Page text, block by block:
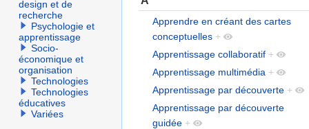
Apprendre en créant des cartes
conceptuelles +
Apprentissage collaboratif +
Apprentissage multimédia +
Apprentissage par découverte +
Apprentissage par découverte
guidée +
design et de
recherche
Psychologie et
apprentissage
Socio-
économique et
organisation
Technologies
Technologies
éducatives
Variées